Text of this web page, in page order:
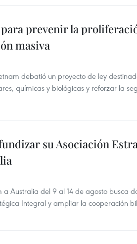
prevenir la
masiva
debatió un proyecto de ley
químicas y biológicas y reforzar la
su Asociación
a Australia del 9 al 14 de agosto busca
Integral y ampliar la cooperación